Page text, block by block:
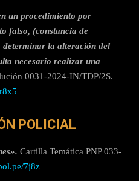
un procedimiento por
falso, (constancia de
determinar la alteración del
necesario realizar una
0031-2024-IN/TDP/2S.
POLICIAL
Cartilla Temática PNP 033-
7j8z